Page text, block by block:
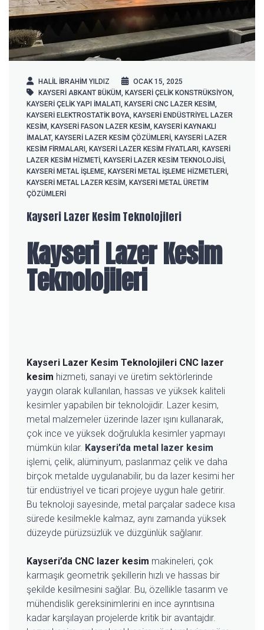
HALIL IBRAHIM YILDIZ
OCAK 15, 2025
KAYSERİ ABKANT BÜKÜM KAYSERI ÇELIK KONSTRÜKSIYON
KAYSERİ ÇELIK YAPI IMALATI KAYSERİ CNC LAZER KESIM
KAYSERİ ELEKTROSTATIK BOYA KAYSERİ ENDÜSTRIYEL LAZER
KESIM KAYSERİ FASON LAZER KESIM KAYSERİ KAYNAKLI
IMALAT, KAYSERİ LAZER KESIM ÇÖZÜMLERI KAYSERİ LAZER
KESIM FIRMALARI KAYSERİ LAZER KESIM FIYATLARI KAYSERİ
LAZER KESIM HIZMETI KAYSERİ LAZER KESIM TEKNOLOJISI
KAYSERİ METAL IŞLEME KAYSERİ METAL IŞLEME HIZMETLERI
KAYSERI METAL LAZER KESIM KAYSERİ METAL ÜRETIM
ÇÖZÜMLERI
Kayseri Lazer Kesim Teknolojileri
Kayseri Lazer Kesim
Teknolojileri
Kayseri Lazer Kesim Teknolojileri CNC lazer
kesim hizmeti, sanayi ve üretim sektörlerinde
yaygın olarak kullanılan, hassas ve yüksek kaliteli
kesimler yapabilen bir teknolojidir. Lazer kesim,
metal malzemeler üzerinde lazer ışını kullanarak,
çok ince ve yüksek doğrulukla kesimler yapmayı
mümkün kılar. Kayseri’da metal lazer kesim
işlemi, çelik, alüminyum, paslanmaz çelik ve daha
birçok metalde uygulanabilir, bu da lazer kesimi her
tür endüstriyel ve ticari projeye uygun hale getirir.
Bu teknoloji sayesinde, metal parçalar sadece kısa
sürede kesilmekle kalmaz, aynı zamanda yüksek
düzeyde pürüzsüzlük ve düzgünlük sağlanır.
Kayseri’da CNC lazer kesim makineleri, çok
karmaşık geometrik şekillerin hızlı ve hassas bir
şekilde kesilmesini sağlar. Bu, özellikle tasarım ve
mühendislik gereksinimlerini en ince ayrıntısına
kadar karşılayan projelerde kritik bir avantajdır.